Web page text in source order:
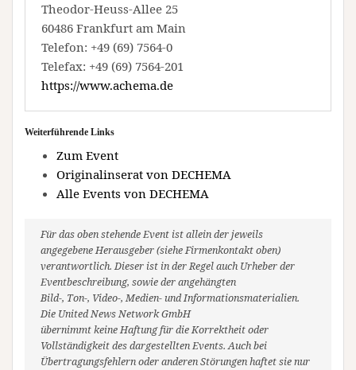
Theodor-Heuss-Allee 25
60486 Frankfurt am Main
Telefon: +49 (69) 7564-0
Telefax: +49 (69) 7564-201
https://www.achema.de
Weiterführende Links
Zum Event
Originalinserat von DECHEMA
Alle Events von DECHEMA
Für das oben stehende Event ist allein der jeweils
angegebene Herausgeber (siehe Firmenkontakt oben)
verantwortlich. Dieser ist in der Regel auch Urheber der
Eventbeschreibung, sowie der angehängten
Bild-, Ton-, Video-, Medien- und Informationsmaterialien.
Die United News Network GmbH
übernimmt keine Haftung für die Korrektheit oder
Vollständigkeit des dargestellten Events. Auch bei
Übertragungsfehlern oder anderen Störungen haftet sie nur